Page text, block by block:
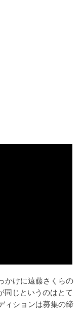
かけに遠藤さくらの
同じというのはとて
ィションは募集の締